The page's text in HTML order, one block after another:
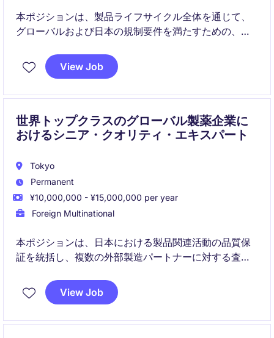
本ポジションは、製品ライフサイクル全体を通じて、
グローバルおよび日本の規制要件を満たすための、国
括します。グローバル品質部門、製造部門、ならびに
外部パートナーと緊密に連携し、製品上市、技術移
View Job
世界トップクラスのグローバル製薬企業に
おけるシニア・クオリティ・エキスパート
Tokyo
Permanent
¥10,000,000 - ¥15,000,000 per year
Foreign Multinational
本ポジションは、日本における製品関連活動の品質保
証を統括し、複数の外部製造パートナーに対する査察
ドします。グローバル品質リーダーと密接に連携しな
がら、日本における品質責任者として活躍できる、国
View Job